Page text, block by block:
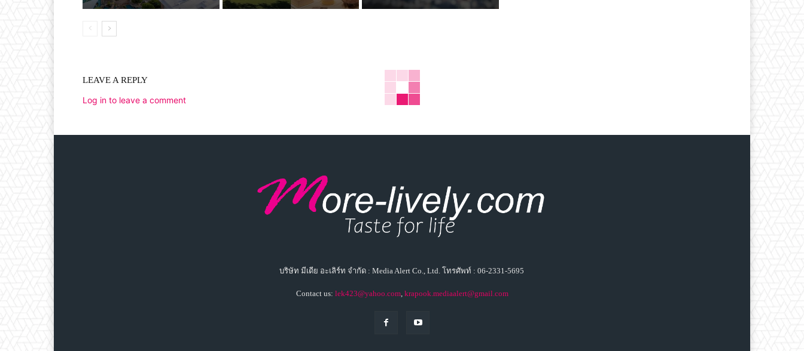
LEAVE A REPLY
Log in to leave a comment
บริษัท มีเดีย อะเลิร์ท จำกัด : Media Alert Co., Ltd. โทรศัพท์ : 06-2331-5695
Contact us: lek423@yahoo.com, krapook.mediaalert@gmail.com